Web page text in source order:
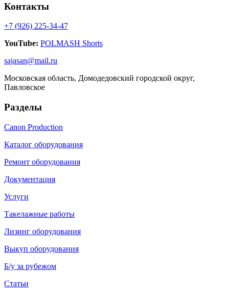
Контакты
+7 (926) 225-34-47
YouTube: POLMASH Shorts
sajasan@mail.ru
Московская область, Домодедовский городской округ,
Павловское
Разделы
Canon Production
Каталог оборудования
Ремонт оборудования
Документация
Услуги
Такелажные работы
Лизинг оборудования
Выкуп оборудования
Б/у за рубежом
Статьи